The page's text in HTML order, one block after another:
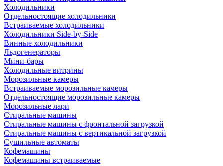
Холодильники
Отдельностоящие холодильники
Встраиваемые холодильники
Холодильники Side-by-Side
Винные холодильники
Льдогенераторы
Мини-бары
Холодильные витрины
Морозильные камеры
Встраиваемые морозильные камеры
Отдельностоящие морозильные камеры
Морозильные лари
Стиральные машины
Стиральные машины с фронтальной загрузкой
Стиральные машины с вертикальной загрузкой
Сушильные автоматы
Кофемашины
Кофемашины встраиваемые